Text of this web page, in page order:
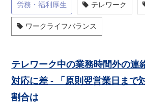
労務・福利厚生 テレワーク
ワークライフバランス
テレワーク中の業務時間外の連
対応に差 - 「原則翌営業日まで
割合は